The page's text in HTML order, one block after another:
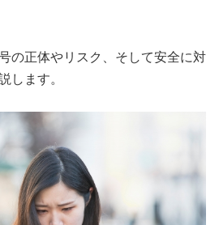
の正体やリスク、そして安全に対
します。